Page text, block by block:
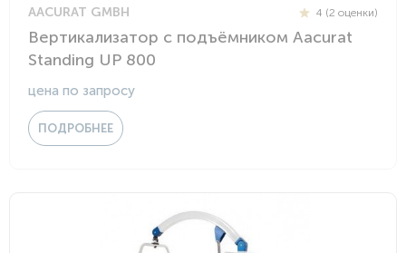
AACURAT GMBH 4 (2 оценки)
Вертикализатор с подъёмником Aacurat
Standing UP 800
цена по запросу
ПОДРОБНЕЕ